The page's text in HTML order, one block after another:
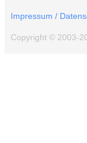
Impressum /
Copyright © 2003-